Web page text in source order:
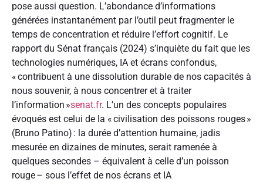
pose aussi question. L’abondance d’informations
générées instantanément par l’outil peut fragmenter le
temps de concentration et réduire l’effort cognitif. Le
rapport du Sénat français (2024) s’inquiète du fait que les
technologies numériques, IA et écrans confondus,
« contribuent à une dissolution durable de nos capacités à
nous souvenir, à nous concentrer et à traiter
l’information »senat.fr. L’un des concepts populaires
évoqués est celui de la « civilisation des poissons rouges »
(Bruno Patino) : la durée d’attention humaine, jadis
mesurée en dizaines de minutes, serait ramenée à
quelques secondes – équivalent à celle d’un poisson
rouge – sous l’effet de nos écrans et IA